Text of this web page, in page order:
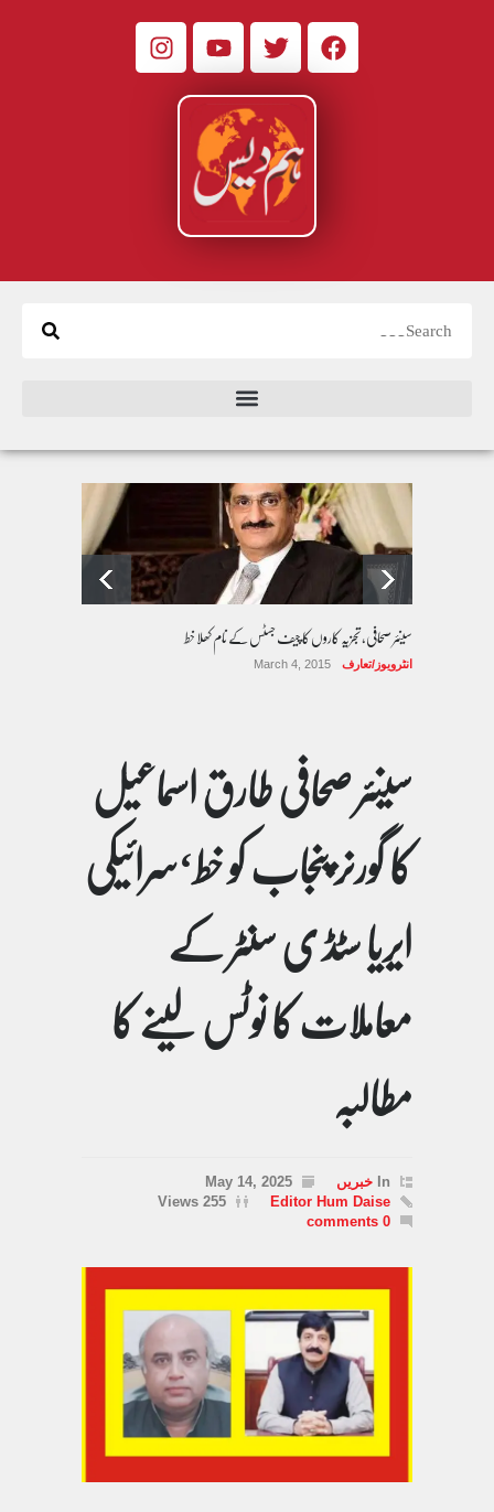
سینئر صحافی، تجزیہ کاروں کا چیف جسٹس کے نام کھلا خط
انٹرویوز/تعارف March 4, 2015
سینئر صحافی طارق اسماعیل
کا گورنر پنجاب کو خط‘سرائیکی
ایریا سٹڈ ی سنٹر کے
معاملات کا نوٹس لینے کا
مطالبہ
In خبریں
May 14, 2025
Editor Hum Daise
255 Views
0 comments